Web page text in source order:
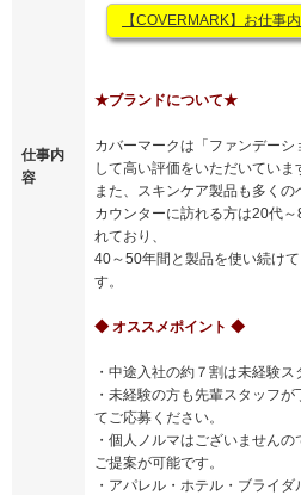
仕事内
容
【COVERMARK】お仕事
★ブランドについて★
カバーマークは「ファンデー
して高い評価をいただいていま
また、スキンケア製品も多くの
カウンターに訪れる方は20代
れており、
40～50年間と製品を使い続け
す。
◆ オススメポイント ◆
・中途入社の約７割は未経験ス
・未経験の方も先輩スタッフ
てご応募ください。
・個人ノルマはございません
ご提案が可能です。
・アパレル・ホテル・ブライ